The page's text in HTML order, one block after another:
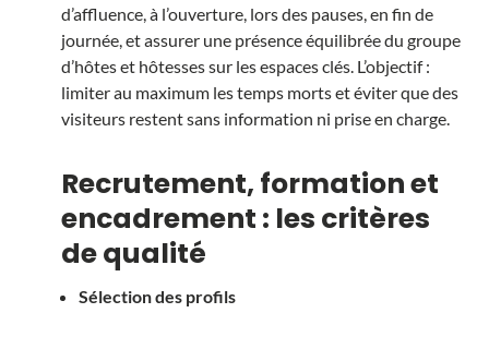
d’affluence, à l’ouverture, lors des pauses, en fin de
journée, et assurer une présence équilibrée du groupe
d’hôtes et hôtesses sur les espaces clés. L’objectif :
limiter au maximum les temps morts et éviter que des
visiteurs restent sans information ni prise en charge.
Recrutement, formation et
encadrement : les critères
de qualité
Sélection des profils